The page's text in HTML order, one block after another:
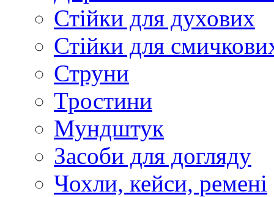
Стійки для духових
Стійки для
Струни
Тростини
Мундштук
Засоби для догляду
Чохли, кейси, ремені